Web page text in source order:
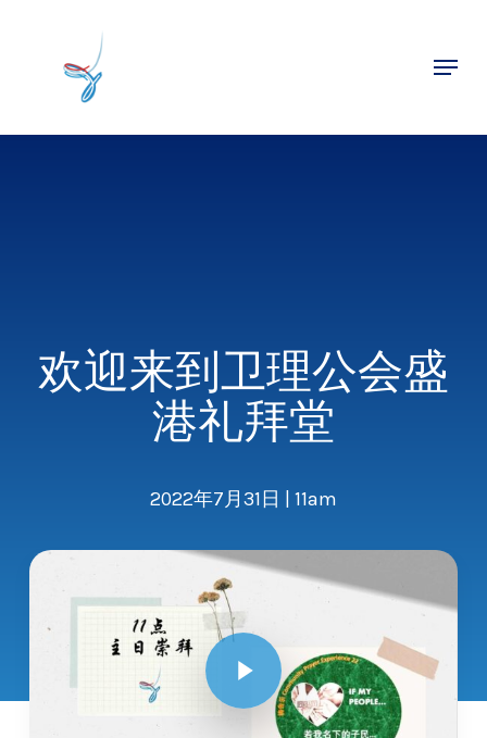
Menu
欢迎来到卫理公会盛
港礼拜堂
2022年7月31日 | 11am
Play Video
Close